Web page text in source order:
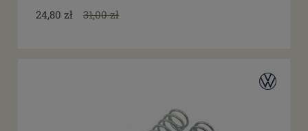
24,80 zł 31,00 zł